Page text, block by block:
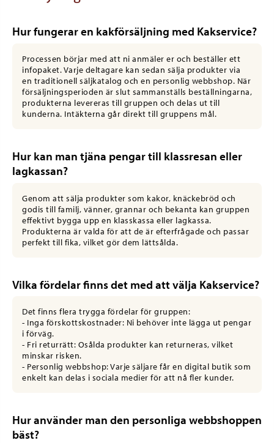
Hur fungerar en kakförsäljning med Kakservice?
Processen börjar med att ni anmäler er och beställer ett
infopaket. Varje deltagare kan sedan sälja produkter via
en traditionell säljkatalog och en personlig webbshop. När
försäljningsperioden är slut sammanställs beställningarna,
produkterna levereras till gruppen och delas ut till
kunderna. Intäkterna går direkt till gruppens mål.
Hur kan man tjäna pengar till klassresan eller
lagkassan?
Genom att sälja produkter som kakor, knäckebröd och
godis till familj, vänner, grannar och bekanta kan gruppen
effektivt bygga upp en klasskassa eller lagkassa.
Produkterna är valda för att de är efterfrågade och passar
perfekt till fika, vilket gör dem lättsålda.
Vilka fördelar finns det med att välja Kakservice?
Det finns flera trygga fördelar för gruppen:
- Inga förskottskostnader: Ni behöver inte lägga ut pengar
i förväg.
- Fri returrätt: Osålda produkter kan returneras, vilket
minskar risken.
- Personlig webbshop: Varje säljare får en digital butik som
enkelt kan delas i sociala medier för att nå fler kunder.
Hur använder man den personliga webbshoppen
bäst?